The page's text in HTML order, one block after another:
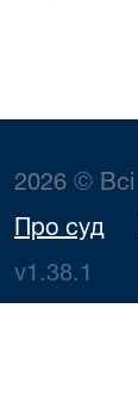
2026 © Всі
Про суд
v1.38.1